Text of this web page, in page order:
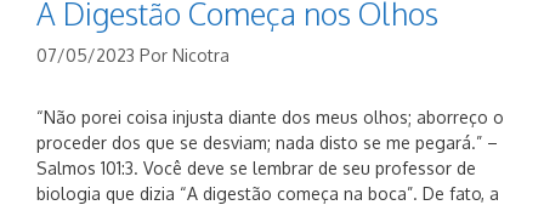
A Digestão Começa nos Olhos
07/05/2023 Por Nicotra
“Não porei coisa injusta diante dos meus olhos; aborreço o
proceder dos que se desviam; nada disto se me pegará.” –
Salmos 101:3. Você deve se lembrar de seu professor de
biologia que dizia “A digestão começa na boca”. De fato, a